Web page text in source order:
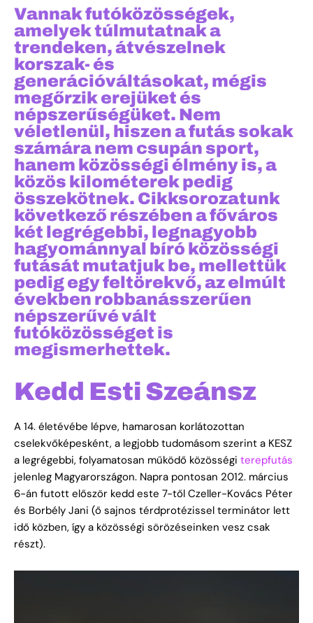
Vannak futóközösségek,
amelyek túlmutatnak a
trendeken, átvészelnek
korszak- és
generációváltásokat, mégis
megőrzik erejüket és
népszerűségüket. Nem
véletlenül, hiszen a futás sokak
számára nem csupán sport,
hanem közösségi élmény is, a
közös kilométerek pedig
összekötnek. Cikksorozatunk
következő részében a főváros
két legrégebbi, legnagyobb
hagyománnyal bíró közösségi
futását mutatjuk be, mellettük
pedig egy feltörekvő, az elmúlt
években robbanásszerűen
népszerűvé vált
futóközösséget is
megismerhettek.
Kedd Esti Szeánsz
A 14. életévébe lépve, hamarosan korlátozottan
cselekvőképesként, a legjobb tudomásom szerint a KESZ
a legrégebbi, folyamatosan működő közösségi terepfutás
jelenleg Magyarországon. Napra pontosan 2012. március
6-án futott először kedd este 7-től Czeller-Kovács Péter
és Borbély Jani (ő sajnos térdprotézissel terminátor lett
idő közben, így a közösségi sörözéseinken vesz csak
részt).